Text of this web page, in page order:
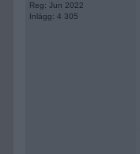
Reg: Jun 2022
Inlägg: 4 305